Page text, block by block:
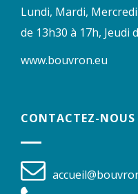
Lundi, Mardi,
de 13h30 à 17h, Jeudi
www.bouvron.eu
CONTACTEZ-NOUS